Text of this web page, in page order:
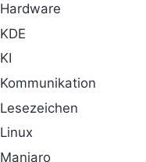
Hardware
KDE
KI
Kommunikation
Lesezeichen
Linux
Manjaro